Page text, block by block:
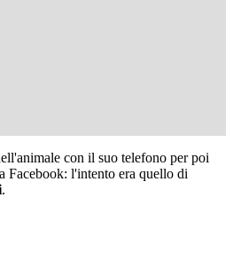
con il suo telefono per poi
Facebook: l'intento era quello di
.